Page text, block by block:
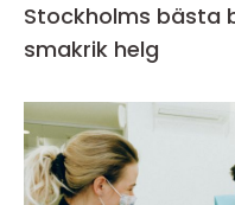
Stockholms bästa
smakrik helg